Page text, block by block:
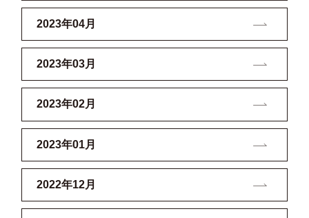
2023年04月
2023年03月
2023年02月
2023年01月
2022年12月